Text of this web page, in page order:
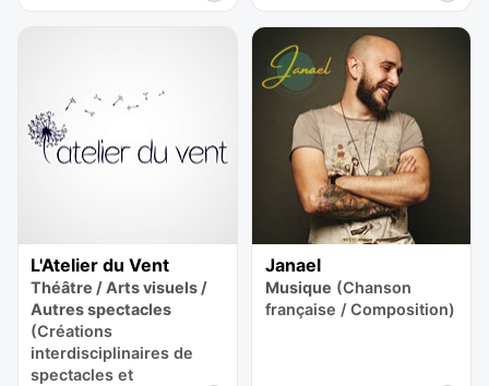
L'Atelier du Vent
Théâtre / Arts visuels /
Autres spectacles
(Créations
interdisciplinaires de
spectacles et
Janael
Musique (Chanson
française / Composition)